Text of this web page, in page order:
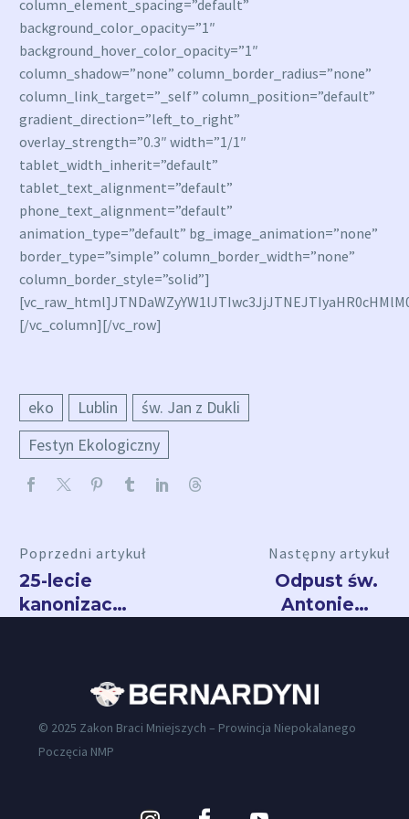
column_element_spacing=”default”
background_color_opacity=”1″
background_hover_color_opacity=”1″
column_shadow=”none” column_border_radius=”none”
column_link_target=”_self” column_position=”default”
gradient_direction=”left_to_right”
overlay_strength=”0.3″ width=”1/1″
tablet_width_inherit=”default”
tablet_text_alignment=”default”
phone_text_alignment=”default”
animation_type=”default” bg_image_animation=”none”
border_type=”simple” column_border_width=”none”
column_border_style=”solid”]
[/vc_column][/vc_row]
eko Lublin
św. Jan z Dukli
Festyn Ekologiczny
Poprzedni artykuł
25-lecie
kanonizacji
Następny artykuł
Odpust św.
Antoniego
© 2025 Zakon Braci Mniejszych – Prowincja Niepokalanego
Poczęcia NMP